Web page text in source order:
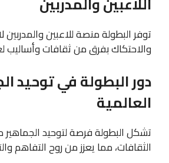
توفر البطولة منصة للاعبين
والاحتكاك بفرق من ثقافات وأساليب
دور البطولة في توحيد
العالمية
تشكل البطولة فرصة لتوحيد
الثقافات، مما يعزز من روح التفاهم